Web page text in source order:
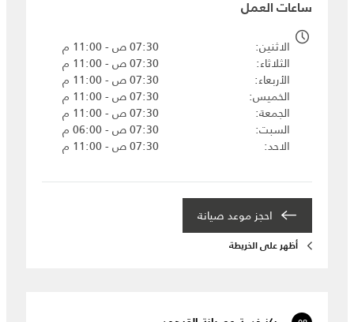
ساعات العمل
الاثنين
07:30 ص - 11:00 م
الثلاثاء
07:30 ص - 11:00 م
الأربعاء
07:30 ص - 11:00 م
الخميس
07:30 ص - 11:00 م
الجمعة
07:30 ص - 11:00 م
السبت
07:30 ص - 06:00 م
الاحد
07:30 ص - 11:00 م
احجز موعد صيانة‎
أظهر على الخريطة